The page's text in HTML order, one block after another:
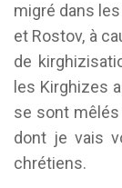
migré dans
et Rostov, à
de
les Kirghizes
se sont
dont je vais
chrétiens.